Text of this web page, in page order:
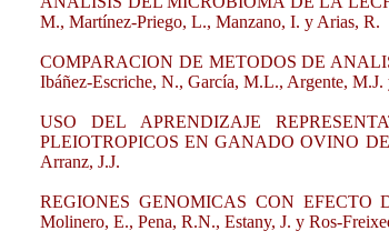
M., Martínez-Priego, L., Manzano, I. y Arias, R.
COMPARACION DE METODOS DE
Ibáñez-Escriche, N., García, M.L., Argente, M.J.
USO DEL APRENDIZAJE
PLEIOTROPICOS EN GANADO OVINO DE
Arranz, J.J.
REGIONES GENOMICAS CON
Molinero, E., Pena, R.N., Estany, J. y Ros-